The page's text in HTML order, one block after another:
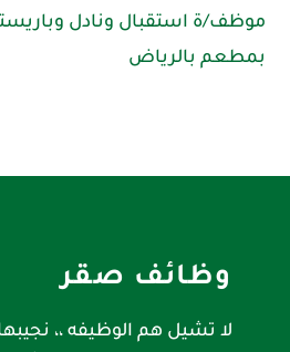
بمطعم بالرياض
وظائف صقر
لا تشيل هم الوظيفه ،،